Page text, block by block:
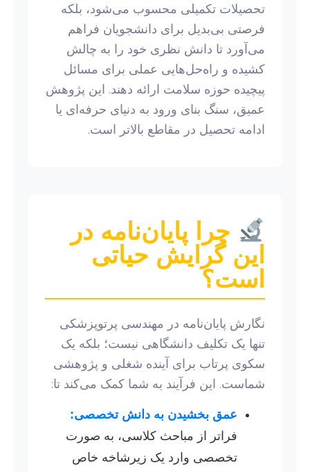
تحصیلات تکمیلی محسوب می‌شود، بلکه
فرصتی بی‌بدیل برای دانشجویان فراهم
می‌آورد تا دانش نظری خود را به چالش
کشیده و راه‌حل‌هایی عملی برای مسائل
پیچیده حوزه سلامت ارائه دهند. این پژوهش
عمیق، سنگ بنای ورود به دنیای حرفه‌ای یا
ادامه تحصیل در مقاطع بالاتر است.
چرا پایان‌نامه در
این گرایش حیاتی
است؟
نگارش پایان‌نامه در مهندسی پرتوپزشکی
تنها یک تکلیف دانشگاهی نیست؛ بلکه یک
سکوی پرتاب برای آینده شغلی و پژوهشی
شماست. این فرآیند به شما کمک می‌کند تا:
عمق بخشیدن به دانش تخصصی:
فراتر از مباحث کلاسی، به صورت
تخصصی وارد یک زیرشاخه خاص